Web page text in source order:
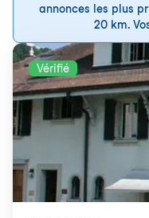
annonces les plus
20 km.
Vérifié